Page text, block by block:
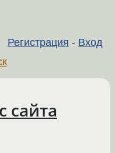
Регистрация - Вход
сайта